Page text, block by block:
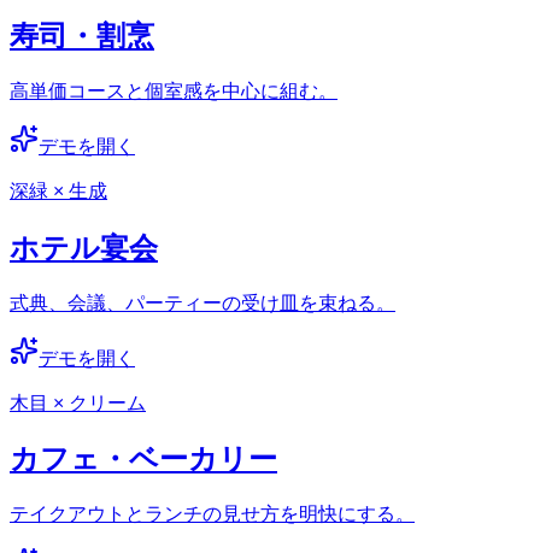
寿司・割烹
高単価コースと個室感を中心に組む。
デモを開く
深緑 × 生成
ホテル宴会
式典、会議、パーティーの受け皿を束ねる。
デモを開く
木目 × クリーム
カフェ・ベーカリー
テイクアウトとランチの見せ方を明快にする。